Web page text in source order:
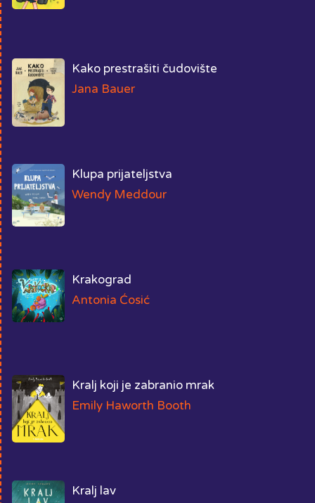
Kako prestrašiti čudovište
Jana Bauer
Klupa prijateljstva
Wendy Meddour
Krakograd
Antonia Ćosić
Kralj koji je zabranio mrak
Emily Haworth Booth
Kralj lav